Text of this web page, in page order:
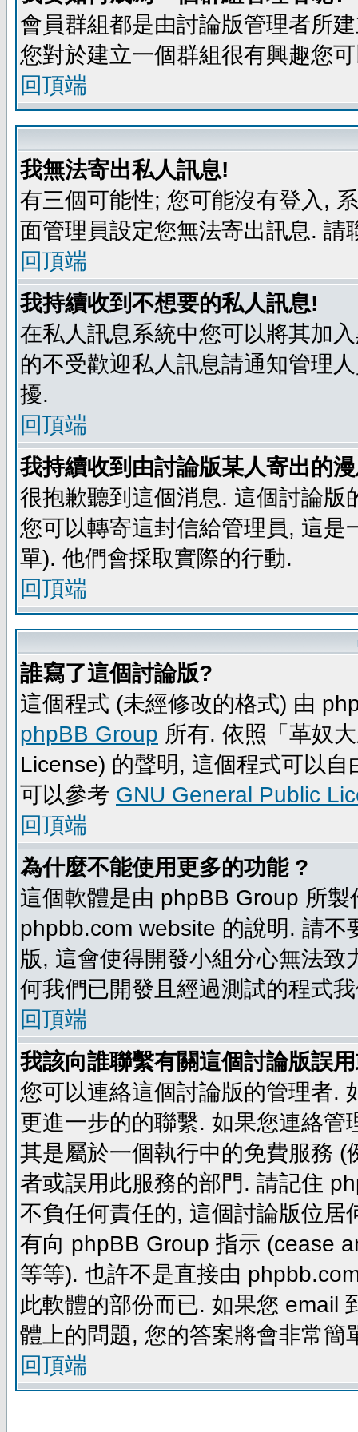
會員群組都是由討論版管理者所
您對於建立一個群組很有興趣您
回頂端
我無法寄出私人訊息!
有三個可能性; 您可能沒有登入,
面管理員設定您無法寄出訊息. 請
回頂端
我持續收到不想要的私人訊息!
在私人訊息系統中您可以將其加
的不受歡迎私人訊息請通知管理
擾.
回頂端
我持續收到由討論版某人寄出的
很抱歉聽到這個消息. 這個討論
您可以轉寄這封信給管理員, 這
單). 他們會採取實際的行動.
回頂端
誰寫了這個討論版?
這個程式 (未經修改的格式) 由
phpBB Group 所有. 依照「革奴
License) 的聲明, 這個程式可以
可以參考 GNU General Public
回頂端
為什麼不能使用更多的功能 ?
這個軟體是由 phpBB Group 所
phpbb.com website 的說明. 請
版, 這會使得開發小組分心無法
何我們已開發且經過測試的程式
回頂端
我該向誰聯繫有關這個討論版誤
您可以連絡這個討論版的管理者.
更進一步的的聯繫. 如果您連絡
其是屬於一個執行中的免費服務
者或誤用此服務的部門. 請記住
不負任何責任的, 這個討論版位
有向 phpBB Group 指示 (cease
等等). 也許不是直接由
此軟體的部份而已. 如果您 email
體上的問題, 您的答案將會非常簡
回頂端